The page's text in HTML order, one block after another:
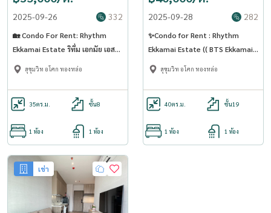
2025-09-26 332
🏡 Condo For Rent: Rhythm
Ekkamai Estate ริทึ่ม เอกมัย เอส
เตท (ST-02) (Close to BTS
Ekkamai)
สุขุมวิท อโศก ทองหล่อ
35ตร.ม. ชั้น8
1 ห้อง 1 ห้อง
2025-09-28 282
✨Condo for Rent : Rhythm
Ekkamai Estate (( BTS Ekkamai
)) AP-02 (line: @condo91 )
สุขุมวิท อโศก ทองหล่อ
40ตร.ม. ชั้น19
1 ห้อง 1 ห้อง
เช่า